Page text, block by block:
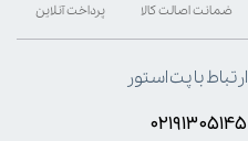
پرداخت آنلاین ضمانت اصالت کالا
ارتباط با پت استور
۰۲۱۹۱۳۰۵۱۴۵